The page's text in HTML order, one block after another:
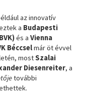
az innovatív
a Budapesti
és aVienna
Béccselmár öt évvel
mostSzalai
Diesenreiter, a
további